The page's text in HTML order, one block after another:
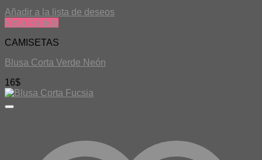
Añadir a la lista de deseos
Vista Rápida
CAMISETAS
Blusa Corta Verde Neón
16$